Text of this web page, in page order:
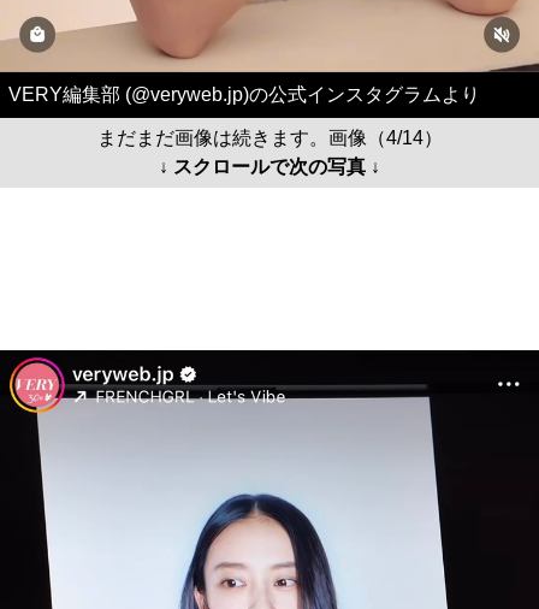
VERY編集部 (@veryweb.jp)の公式インスタグラムより
まだまだ画像は続きます。画像（4/14）
↓ スクロールで次の写真 ↓